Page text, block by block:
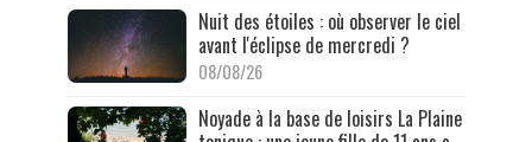
Nuit des étoiles : où observer le ciel
avant l'éclipse de mercredi ?
08/08/26
Noyade à la base de loisirs La Plaine